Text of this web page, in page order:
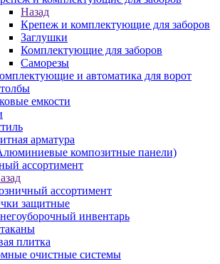
Назад
Крепеж и комплектующие для заборов
Заглушки
Комплектующие для заборов
Саморезы
и автоматика для ворот
емкости
арматура
композитные панели)
ассортимент
ассортимент
защитные
инвентарь
плитка
очистные системы